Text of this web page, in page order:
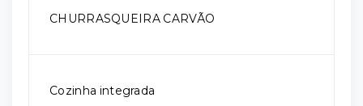
CHURRASQUEIRA CARVÃO
Cozinha integrada